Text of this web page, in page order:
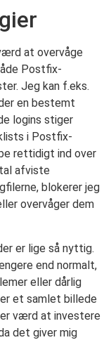
at overvåge
Postfix-
Jeg kan f.eks.
en bestemt
logins stiger
i Postfix-
rettidigt ind over
afviste
blokerer jeg
overvåger dem
er lige så nyttig.
end normalt,
eller dårlig
et samlet billede
værd at investere
det giver mig